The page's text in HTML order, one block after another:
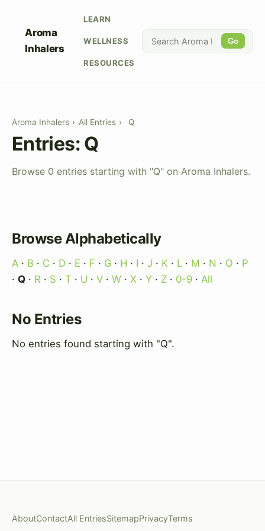
Aroma
Inhalers
LEARN
WELLNESS
RESOURCES
Go
Aroma Inhalers › All Entries › Q
Entries: Q
Browse 0 entries starting with "Q" on Aroma Inhalers.
Browse Alphabetically
A · B · C · D · E · F · G · H · I · J · K · L · M · N · O · P
· Q · R · S · T · U · V · W · X · Y · Z · 0-9 · All
No Entries
No entries found starting with "Q".
AboutContactAll EntriesSitemapPrivacyTerms